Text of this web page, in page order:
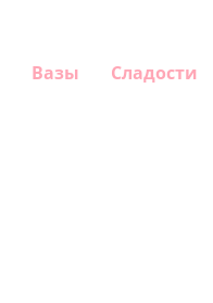
Вазы Сладости